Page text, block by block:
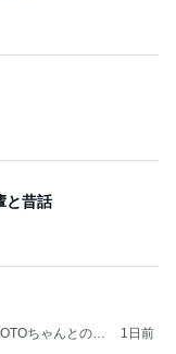
と昔話
ちゃんとのは
1日前